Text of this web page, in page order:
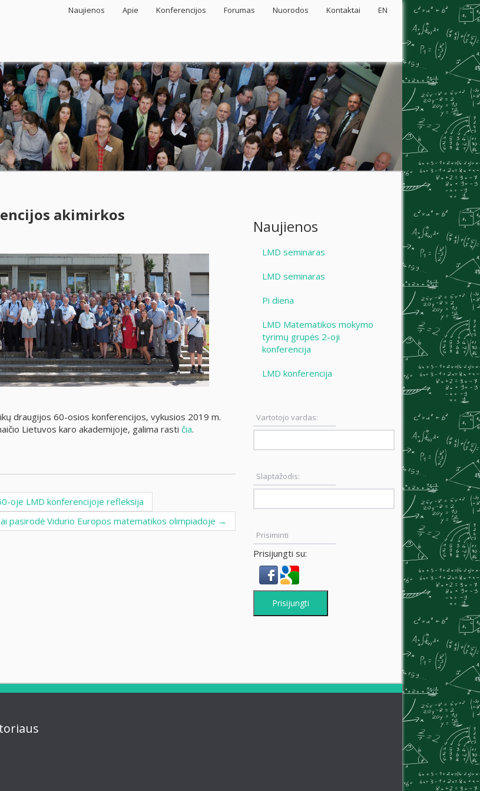
Naujienos Apie Konferencijos Forumas Nuorodos Kontaktai EN
akimirkos
draugijos 60-osios konferencijos, vykusios 2019 m.
Lietuvos karo akademijoje, galima rasti čia.
oje LMD konferencijoje refleksija
pasirodė Vidurio Europos matematikos olimpiadoje →
Naujienos
LMD seminaras
LMD seminaras
Pi diena
LMD Matematikos mokymo
tyrimų grupės 2-oji
konferencija
LMD konferencija
Vartotojo vardas:
Slaptažodis:
Prisiminti
Prisijungti su:
Prisijungti